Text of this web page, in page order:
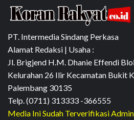
PT. Intermedia Sindang Perkasa
Alamat Redaksi | Usaha :
Jl. Brigjend H.M. Dhanie Effendi
Kelurahan 26 Ilir Kecamatan Bukit
Palembang 30135
Telp. (0711) 313333 -366555
Media Ini Sudah Terverifikasi